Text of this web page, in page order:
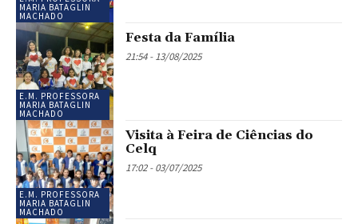
MARIA BATAGLIN
MACHADO
E.M. PROFESSORA
MARIA BATAGLIN
MACHADO
Festa da Família
21:54 - 13/08/2025
E.M. PROFESSORA
MARIA BATAGLIN
MACHADO
Visita à Feira de Ciências do
Celq
17:02 - 03/07/2025